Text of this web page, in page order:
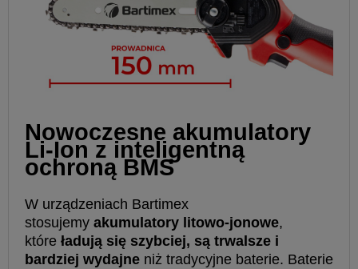
Nowoczesne akumulatory
Li-Ion z inteligentną
ochroną BMS
W urządzeniach Bartimex
stosujemy akumulatory litowo-jonowe,
które ładują się szybciej, są trwalsze i
bardziej wydajne niż tradycyjne baterie. Baterie